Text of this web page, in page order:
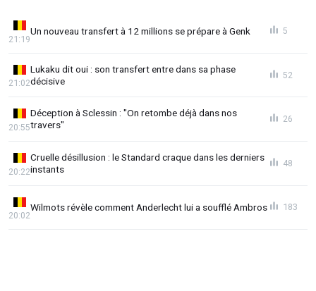
Un nouveau transfert à 12 millions se prépare à Genk
21:19
5
Lukaku dit oui : son transfert entre dans sa phase
décisive
21:02
52
Déception à Sclessin : "On retombe déjà dans nos
travers"
20:55
26
Cruelle désillusion : le Standard craque dans les derniers
instants
20:22
48
Wilmots révèle comment Anderlecht lui a soufflé Ambros
20:02
183